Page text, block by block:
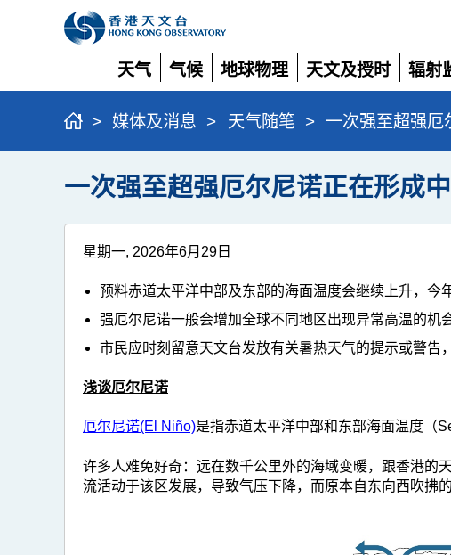
天气
展
开
气候
展
开
地球物理
展
开
天文及授时
展
开
辐射
展
开
> 媒体及消息 > 天气随笔 > 一次强至超强厄
一次强至超强厄尔尼诺正在形成中
星期一, 2026年6月29日
预料赤道太平洋中部及东部的海面温度会继续上升，今
强厄尔尼诺一般会增加全球不同地区出现异常高温的机
市民应时刻留意天文台发放有关暑热天气的提示或警告
浅谈厄尔尼诺
厄尔尼诺(El Niño)是指赤道太平洋中部和东部海面温度（
许多人难免好奇：远在数千公里外的海域变暖，跟香港的
流活动于该区发展，导致气压下降，而原本自东向西吹拂